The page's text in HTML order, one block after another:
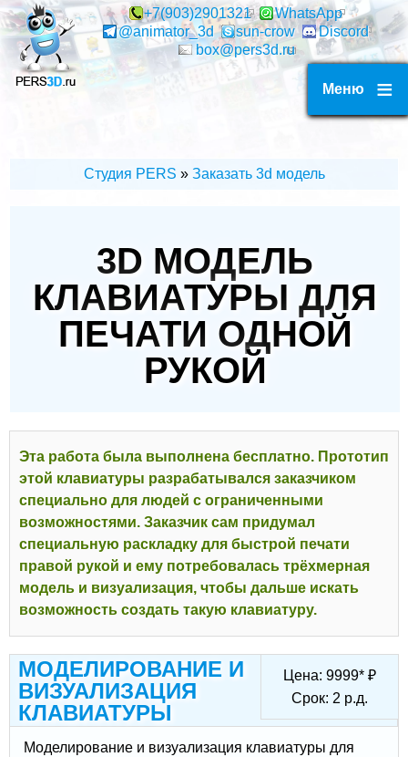
Перейти
к
основному
содержанию
+7(903)2901321
WhatsApp
@animator_3d
sun-crow
Discord
box@pers3d.ru
Меню
Студия PERS Заказать 3d модель
3D МОДЕЛЬ
КЛАВИАТУРЫ ДЛЯ
ПЕЧАТИ ОДНОЙ
РУКОЙ
Эта работа была выполнена бесплатно. Прототип
этой клавиатуры разрабатывался заказчиком
специально для людей с ограниченными
возможностями. Заказчик сам придумал
специальную раскладку для быстрой печати
правой рукой и ему потребовалась трёхмерная
модель и визуализация, чтобы дальше искать
возможность создать такую клавиатуру.
Цена: 9999* ₽
Срок: 2 р.д.
МОДЕЛИРОВАНИЕ И
ВИЗУАЛИЗАЦИЯ
КЛАВИАТУРЫ
Моделирование и визуализация клавиатуры для